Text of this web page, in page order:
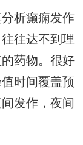
析癫痫发作
往达不到理
药物。很好
时间覆盖预
发作，夜间